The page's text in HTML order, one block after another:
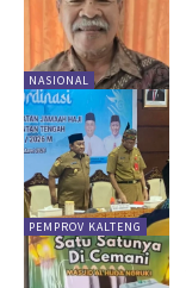
NASIONAL
PEMPROV KALTENG